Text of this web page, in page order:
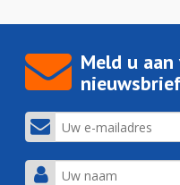
Meld u